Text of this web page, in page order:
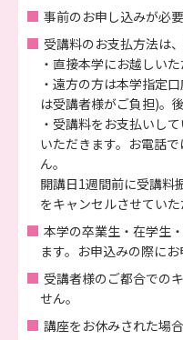
事前のお申し込みが必
受講料のお支払方法は
・直接本学にお越しい
・遠方の方は本学指定
は受講者様がご負担)。
・受講料をお支払いし
いただきます。お電話
ん。
開講日1週間前に受講料
をキャンセルさせていた
本学の卒業生・在学生
ます。お申込みの際にお
受講者様のご都合での
せん。
講座をお休みされた場